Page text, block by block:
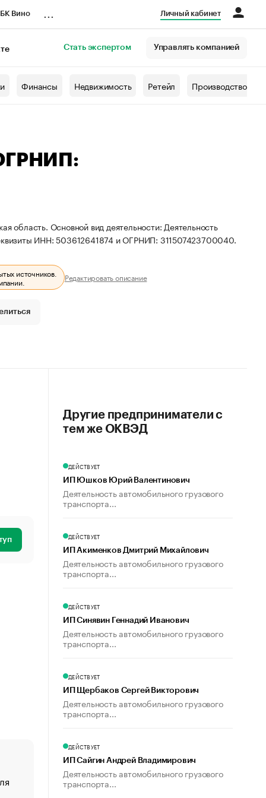
Вино Личный кабинет
Стать экспертом Управлять компанией
Финансы Недвижимость Ретейл Производство
область. Основной вид деятельности: Деятельность
ИНН: 503612641874 и ОГРНИП: 311507423700040.
источников.
Редактировать описание
«От спорта тело стареет иначе». Как живет глава
создавшей GTA
Другие предприниматели с
тем же ОКВЭД
ДЕЙСТВУЕТ
ИП Юшков Юрий Валентинович
Деятельность автомобильного грузового
транспорта...
ДЕЙСТВУЕТ
ИП Акименков Дмитрий Михайлович
Деятельность автомобильного грузового
транспорта...
ДЕЙСТВУЕТ
ИП Синявин Геннадий Иванович
Деятельность автомобильного грузового
транспорта...
ДЕЙСТВУЕТ
ИП Щербаков Сергей Викторович
Деятельность автомобильного грузового
транспорта...
ДЕЙСТВУЕТ
ИП Сайгин Андрей Владимирович
Деятельность автомобильного грузового
транспорта...